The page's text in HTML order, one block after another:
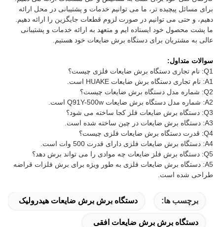
برای مسائل پیچیده تر، ما می توانیم خدمات و پشتیبانی در محل ارائه
دهیم، و حتی می توانیم در صورت لزوم قطعات جایگزین را ارائه دهیم.
ما پشت محصول خود ایستاده ایم و متعهد به ارائه خدمات و پشتیبانی
عالی به مشتریان برای دستگاه برش ضایعات خود هستیم.
سوالات متداول:
Q1: نام تجاری دستگاه برش ضایعات فلزی چیست؟
A1: نام تجاری دستگاه برش ضایعات HUAKE است.
Q2: شماره مدل دستگاه برش ضایعات چیست؟
A2: شماره مدل دستگاه برش ضایعات Q91Y-500w است.
Q3: دستگاه برش ضایعات فلز کجا ساخته می شود؟
A3: دستگاه برش ضایعات در چین ساخته شده است.
Q4: قدرت دستگاه برش ضایعات فلزی چیست؟
A4: دستگاه برش ضایعات فلزی دارای قدرت 500 وات است.
Q5: دستگاه برش فلز ضایعات چه موادی را می تواند برش دهد؟
A5: دستگاه برش ضایعات فلزی به طور ویژه برای برش فلزات قراضه
طراحی شده است.
برچسب ها: دستگاه برش برش ضایعات هیدرولیک
دستگاه برش برش ضایعات افقی